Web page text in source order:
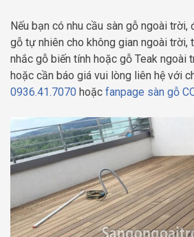
Nếu bạn có nhu cầu sàn gỗ ngoài
gỗ tự nhiên cho không gian ngoài trời,
nhắc gỗ biến tính hoặc gỗ Teak ngoài
hoặc cần báo giá vui lòng liên hệ với
0936.41.7070 hoặc fanpage sàn gỗ